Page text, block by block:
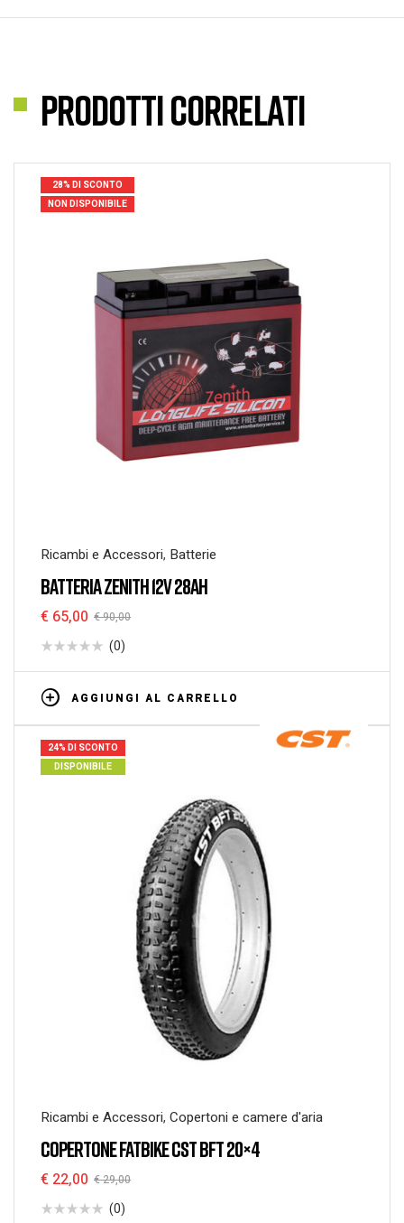
Prodotti correlati
28% DI SCONTO
NON DISPONIBILE
Ricambi e Accessori, Batterie
BATTERIA ZENITH 12V 28AH
€90,00
€ 65,00
(0)
AGGIUNGI AL CARRELLO
24% DI SCONTO
DISPONIBILE
Ricambi e Accessori, Copertoni e camere d'aria
COPERTONE FATBIKE CST BFT 20×4
€29,00
€ 22,00
(0)